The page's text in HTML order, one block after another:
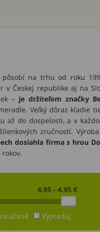
na trhu od roku
v Českej republike aj na
– je držiteľom značky
Veľký dôraz kladie
až do dospelosti, a v
zručností.
dosiahla firma s hrou
4.95 - 4.95 €
Výpredaj